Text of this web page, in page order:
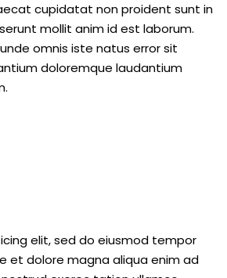
cupidatat non proident sunt in
mollit anim id est laborum.
omnis iste natus error sit
doloremque laudantium
elit, sed do eiusmod tempor
et dolore magna aliqua enim ad